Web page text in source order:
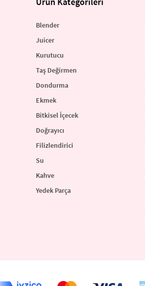
Blender
Juicer
Kurutucu
Taş Değirmen
Dondurma
Ekmek
Bitkisel İçecek
Doğrayıcı
Filizlendirici
Su
Kahve
Yedek Parça